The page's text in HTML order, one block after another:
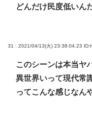
どんだけ民度低いん
31 : 2021/04/13(火) 23:38:04.23
このシーンは本当ヤ
異世界いって現代常
ってこんな感じなん